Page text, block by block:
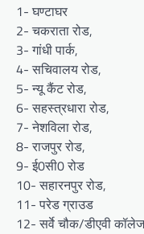
1- घण्टाघर
2- चकराता रोड,
3- गांधी पार्क,
4- सचिवालय रोड,
5- न्यू कैंट रोड,
6- सहस्त्रधारा रोड,
7- नेशविला रोड,
8- राजपुर रोड,
9- ई0सी0 रोड
10- सहारनपुर रोड,
11- परेड ग्राउड
12- सर्वे चौक/डीएवी